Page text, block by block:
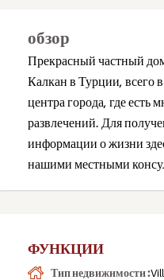
обзор
Прекрасный частный
Калкан в Турции, всего
центра города, где есть
развлечений. Для
информации о жизни
нашими местными
ФУНКЦИИ
Тип недвижимости :